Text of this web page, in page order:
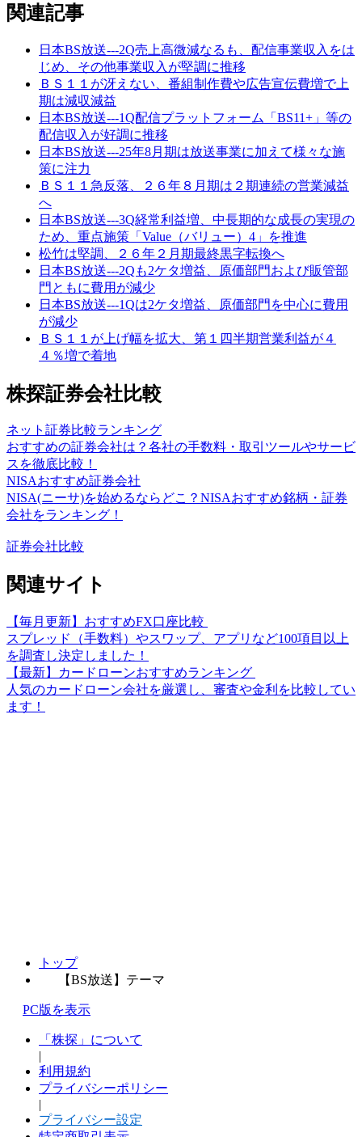
関連記事
日本BS放送---2Q売上高微減なるも、配信事業収入をは
じめ、その他事業収入が堅調に推移
ＢＳ１１が冴えない、番組制作費や広告宣伝費増で上
期は減収減益
日本BS放送---1Q配信プラットフォーム「BS11+」等の
配信収入が好調に推移
日本BS放送---25年8月期は放送事業に加えて様々な施
策に注力
ＢＳ１１急反落、２６年８月期は２期連続の営業減益
へ
日本BS放送---3Q経常利益増、中長期的な成長の実現の
ため、重点施策「Value（バリュー）4」を推進
松竹は堅調、２６年２月期最終黒字転換へ
日本BS放送---2Qも2ケタ増益、原価部門および販管部
門ともに費用が減少
日本BS放送---1Qは2ケタ増益、原価部門を中心に費用
が減少
ＢＳ１１が上げ幅を拡大、第１四半期営業利益が４
４％増で着地
株探証券会社比較
ネット証券比較ランキング
おすすめの証券会社は？各社の手数料・取引ツールやサービ
スを徹底比較！
NISAおすすめ証券会社
NISA(ニーサ)を始めるならどこ？NISAおすすめ銘柄・証券
会社をランキング！
証券会社比較
関連サイト
【毎月更新】おすすめFX口座比較
スプレッド（手数料）やスワップ、アプリなど100項目以上
を調査し決定しました！
【最新】カードローンおすすめランキング
人気のカードローン会社を厳選し、審査や金利を比較してい
ます！
トップ
【BS放送】テーマ
PC版を表示
「株探」について
|
利用規約
プライバシーポリシー
|
プライバシー設定